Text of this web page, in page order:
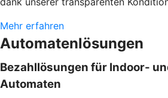
Mehr erfahren
Automatenlösungen
Bezahllösungen für Indoor-
Automaten